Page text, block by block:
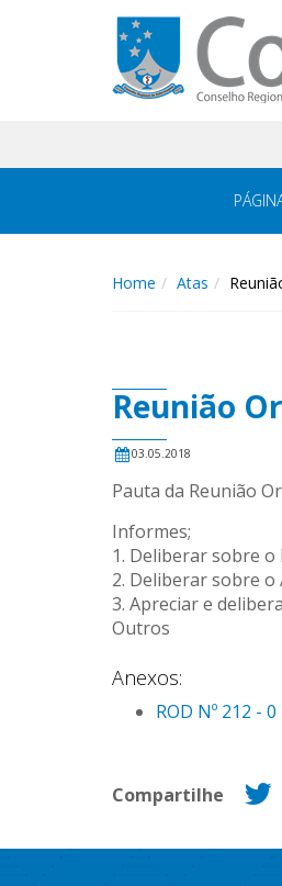
Home Atas
Reunião
03.05.2018
Pauta da Reunião
Informes;
1. Deliberar sobre
2. Deliberar sobre o
3. Apreciar e
Outros
Anexos:
ROD Nº 212 -
Compartilhe